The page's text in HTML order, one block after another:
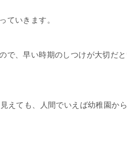
ていきます。
で、早い時期のしつけが大切だ
えても、人間でいえば幼稚園か